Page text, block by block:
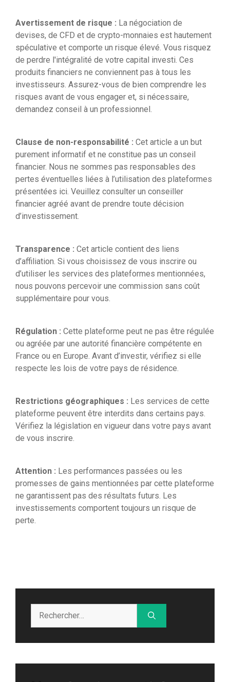
Avertissement de risque : La négociation de
devises, de CFD et de crypto-monnaies est hautement
spéculative et comporte un risque élevé. Vous risquez
de perdre l'intégralité de votre capital investi. Ces
produits financiers ne conviennent pas à tous les
investisseurs. Assurez-vous de bien comprendre les
risques avant de vous engager et, si nécessaire,
demandez conseil à un professionnel.
Clause de non-responsabilité : Cet article a un but
purement informatif et ne constitue pas un conseil
financier. Nous ne sommes pas responsables des
pertes éventuelles liées à l’utilisation des plateformes
présentées ici. Veuillez consulter un conseiller
financier agréé avant de prendre toute décision
d’investissement.
Transparence : Cet article contient des liens
d’affiliation. Si vous choisissez de vous inscrire ou
d’utiliser les services des plateformes mentionnées,
nous pouvons percevoir une commission sans coût
supplémentaire pour vous.
Régulation : Cette plateforme peut ne pas être régulée
ou agréée par une autorité financière compétente en
France ou en Europe. Avant d’investir, vérifiez si elle
respecte les lois de votre pays de résidence.
Restrictions géographiques : Les services de cette
plateforme peuvent être interdits dans certains pays.
Vérifiez la législation en vigueur dans votre pays avant
de vous inscrire.
Attention : Les performances passées ou les
promesses de gains mentionnées par cette plateforme
ne garantissent pas des résultats futurs. Les
investissements comportent toujours un risque de
perte.